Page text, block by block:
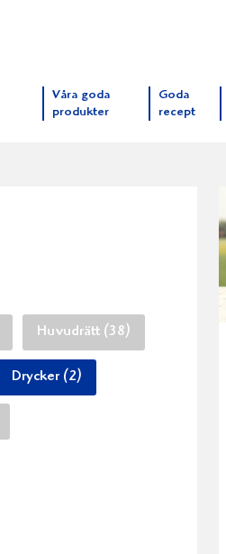
Våra goda
produkter
Goda
recept
Huvudrätt (38)
Drycker (2)